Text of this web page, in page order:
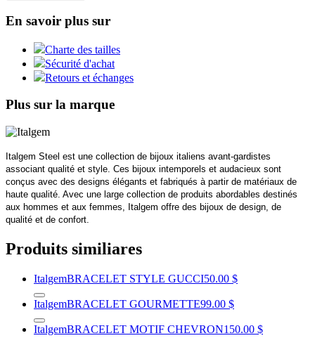
En savoir plus sur
Charte des tailles
Sécurité d'achat
Retours et échanges
Plus sur la marque
Italgem Steel est une collection de bijoux italiens avant-gardistes
associant qualité et style. Ces bijoux intemporels et audacieux sont
conçus avec des designs élégants et fabriqués à partir de matériaux de
haute qualité. Avec une large collection de produits abordables destinés
aux hommes et aux femmes, Italgem offre des bijoux de design, de
qualité et de confort.
Produits similiares
ItalgemBRACELET STYLE GUCCI50.00 $
ItalgemBRACELET GOURMETTE99.00 $
ItalgemBRACELET MOTIF CHEVRON150.00 $